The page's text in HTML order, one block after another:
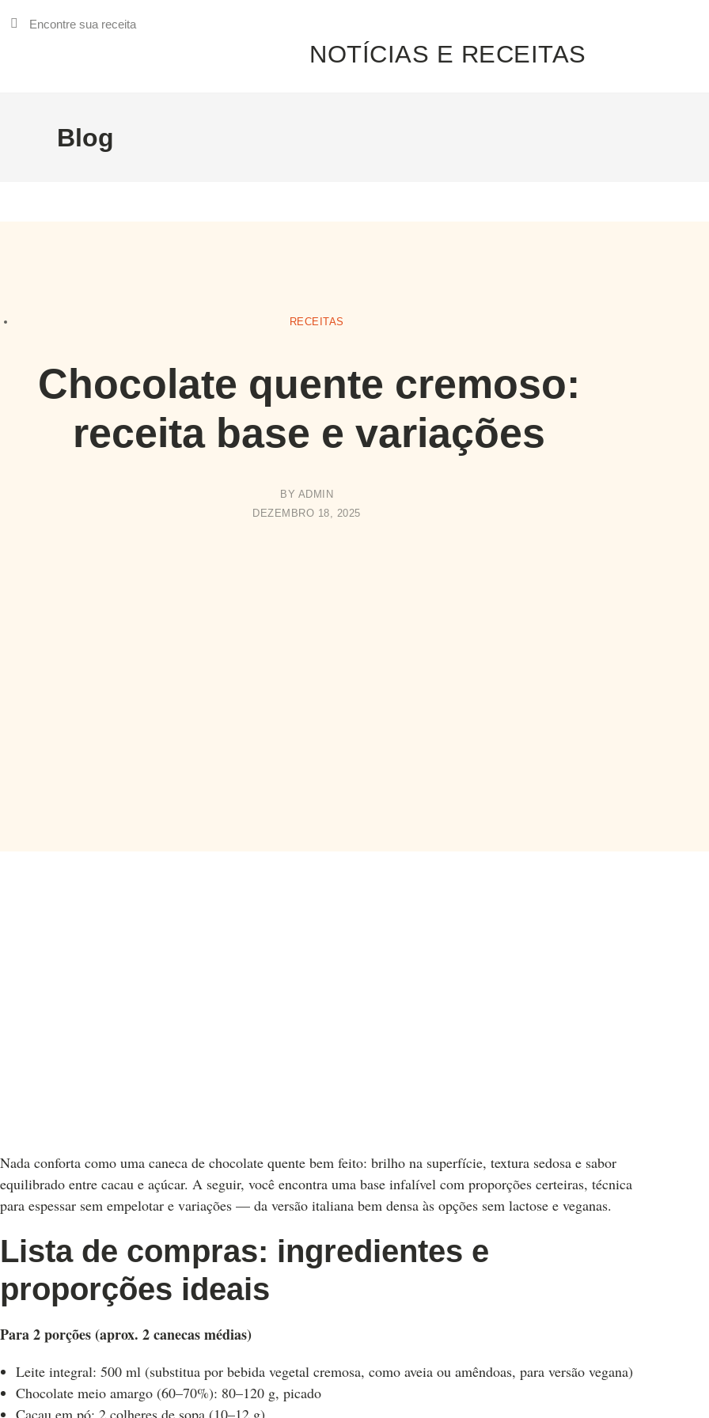
NOTÍCIAS E RECEITAS
Blog
RECEITAS
Chocolate quente cremoso:
receita base e variações
BY ADMIN
DEZEMBRO 18, 2025
Nada conforta como uma caneca de chocolate quente bem feito: brilho na superfície, textura sedosa e sabor
equilibrado entre cacau e açúcar. A seguir, você encontra uma base infalível com proporções certeiras, técnica
para espessar sem empelotar e variações — da versão italiana bem densa às opções sem lactose e veganas.
Lista de compras: ingredientes e
proporções ideais
Para 2 porções (aprox. 2 canecas médias)
Leite integral: 500 ml (substitua por bebida vegetal cremosa, como aveia ou amêndoas, para versão vegana)
Chocolate meio amargo (60–70%): 80–120 g, picado
Cacau em pó: 2 colheres de sopa (10–12 g)